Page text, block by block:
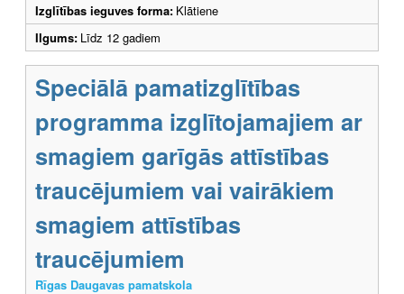
Izglītības ieguves forma: Klātiene
Ilgums: Līdz 12 gadiem
Speciālā pamatizglītības
programma izglītojamajiem ar
smagiem garīgās attīstības
traucējumiem vai vairākiem
smagiem attīstības
traucējumiem
Rīgas Daugavas pamatskola